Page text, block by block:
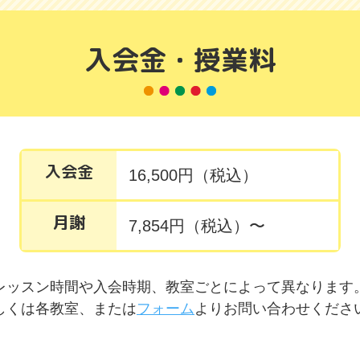
入会金・授業料
入会金 16,500円（税込）
月謝 7,854円（税込）〜
ッスン時間や入会時期、 教室ごとによって異なります
くは各教室、またはフォームより お問い合わせくださ